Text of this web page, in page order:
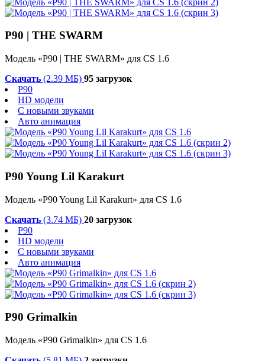
P90 | THE SWARM
Модель «P90 | THE SWARM» для CS 1.6
Скачать (2.39 МБ) 95 загрузок
P90
HD модели
С новыми звуками
Авто анимация
P90 Young Lil Karakurt
Модель «P90 Young Lil Karakurt» для CS 1.6
Скачать (3.74 МБ) 20 загрузок
P90
HD модели
С новыми звуками
Авто анимация
P90 Grimalkin
Модель «P90 Grimalkin» для CS 1.6